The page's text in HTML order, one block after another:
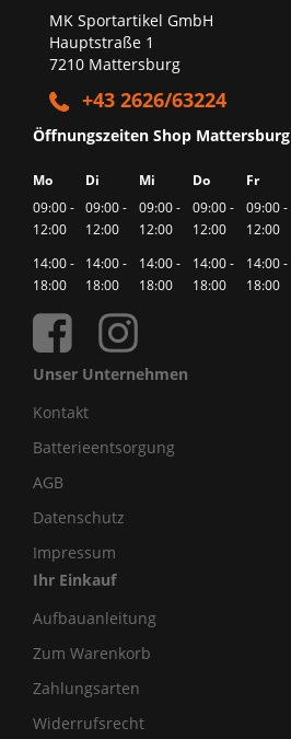
MK Sportartikel GmbH
Hauptstraße 1
7210 Mattersburg
+43 2626/63224
Öffnungszeiten Shop Mattersburg
Mo Di Mi Do Fr
09:00 -
12:00
09:00 -
12:00
09:00 -
12:00
09:00 -
12:00
09:00 -
12:00
14:00 -
18:00
14:00 -
18:00
14:00 -
18:00
14:00 -
18:00
14:00 -
18:00
Unser Unternehmen
Kontakt
Batterieentsorgung
AGB
Datenschutz
Impressum
Ihr Einkauf
Aufbauanleitung
Zum Warenkorb
Zahlungsarten
Widerrufsrecht